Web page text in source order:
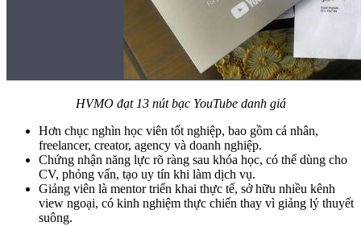
HVMO đạt 13 nút bạc YouTube danh giá
Hơn chục nghìn học viên tốt nghiệp, bao gồm cá nhân,
freelancer, creator, agency và doanh nghiệp.
Chứng nhận năng lực rõ ràng sau khóa học, có thể dùng cho
CV, phỏng vấn, tạo uy tín khi làm dịch vụ.
Giảng viên là mentor triển khai thực tế, sở hữu nhiều kênh
view ngoại, có kinh nghiệm thực chiến thay vì giảng lý thuyết
suông.